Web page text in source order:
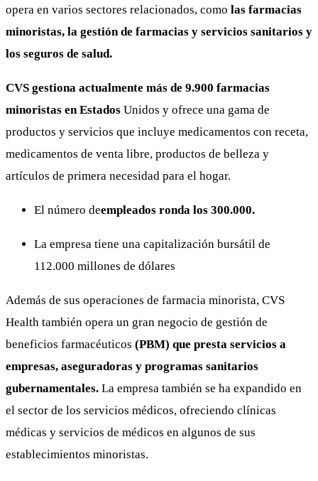
opera en varios sectores relacionados, como las farmacias
minoristas, la gestión de farmacias y servicios sanitarios y
los seguros de salud.
CVS gestiona actualmente más de 9.900 farmacias
minoristas en Estados Unidos y ofrece una gama de
productos y servicios que incluye medicamentos con receta,
medicamentos de venta libre, productos de belleza y
artículos de primera necesidad para el hogar.
El número deempleados ronda los 300.000.
La empresa tiene una capitalización bursátil de
112.000 millones de dólares
Además de sus operaciones de farmacia minorista, CVS
Health también opera un gran negocio de gestión de
beneficios farmacéuticos (PBM) que presta servicios a
empresas, aseguradoras y programas sanitarios
gubernamentales. La empresa también se ha expandido en
el sector de los servicios médicos, ofreciendo clínicas
médicas y servicios de médicos en algunos de sus
establecimientos minoristas.